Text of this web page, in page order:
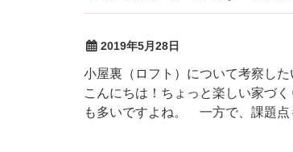
2019年5月28日
小屋裏（ロフト）について考察した
こんにちは！ちょっと楽しい家づく
も多いですよね。 一方で、課題